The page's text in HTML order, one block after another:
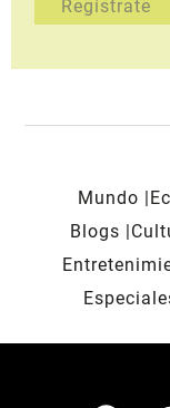
Mundo
Blogs